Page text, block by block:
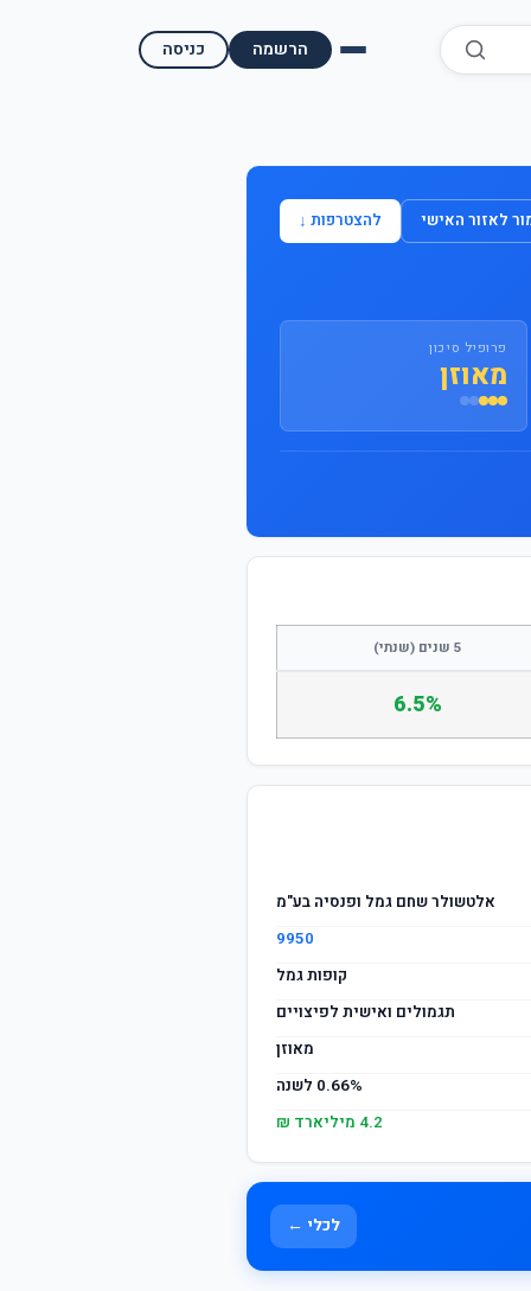
כניסה הרשמה
השוואת בתי השקעות למסחר עצמאי
מאמרים ומדריכים לאזור האישי להצטרפות ↓
פרופיל סיכון
מאוזן
5 שנים (שנתי)
6.5%
אלטשולר שחם גמל ופנסיה בע"מ
9950
קופות גמל
תגמולים ואישית לפיצויים
מאוזן
0.66% לשנה
4.2 מיליארד ₪
לכלי ←